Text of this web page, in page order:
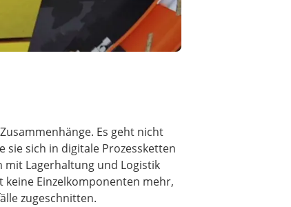
Es geht nicht
sich in digitale Prozessketten
Lagerhaltung und Logistik
keine Einzelkomponenten mehr,
zugeschnitten.